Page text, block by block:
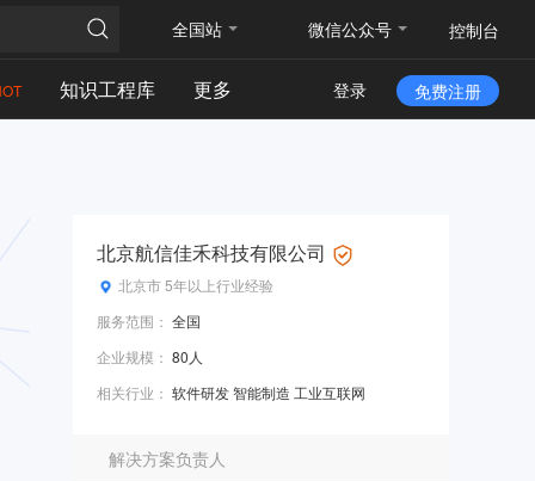
全国站 微信公众号 控制台
知识工程库 更多 登录 免费注册
北京航信佳禾科技有限公司
北京市5年以上行业经验
服务范围： 全国
企业规模： 80人
相关行业： 软件研发 智能制造 工业互联网
解决方案负责人